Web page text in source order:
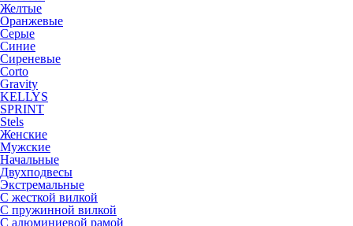
Желтые
Оранжевые
Серые
Синие
Сиреневые
Corto
Gravity
KELLYS
SPRINT
Stels
Женские
Мужские
Начальные
Двухподвесы
Экстремальные
С жесткой вилкой
С пружинной вилкой
С алюминиевой рамой